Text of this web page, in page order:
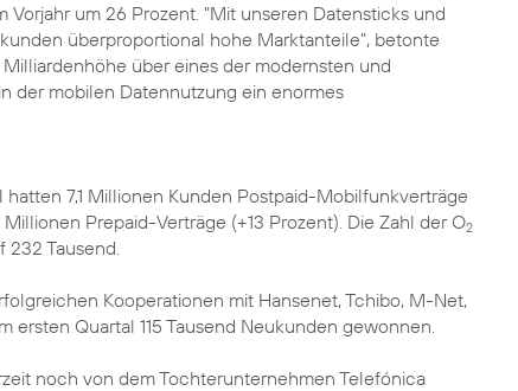
um 26 Prozent. "Mit unseren Datensticks und
überproportional hohe Marktanteile", betonte
über eines der modernsten und
der mobilen Datennutzung ein enormes
7,1 Millionen Kunden Postpaid-Mobilfunkverträge
Prepaid-Verträge (+13 Prozent). Die Zahl der O2
232 Tausend.
Kooperationen mit Hansenet, Tchibo, M-Net,
Quartal 115 Tausend Neukunden gewonnen.
noch von dem Tochterunternehmen Telefónica